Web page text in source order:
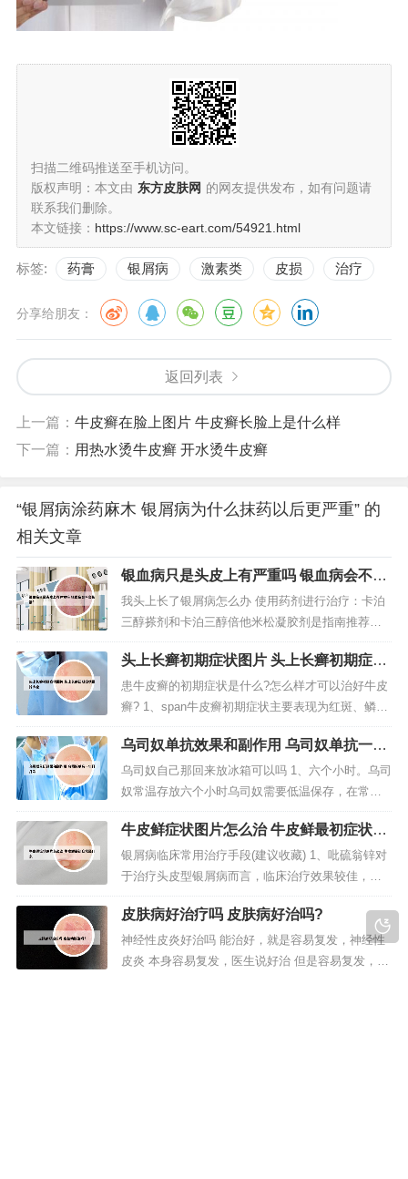
扫描二维码推送至手机访问。
版权声明：本文由 东方皮肤网 的网友提供发布，如有问题请
联系我们删除。
本文链接： https://www.sc-eart.com/54921.html
标签: 药膏 银屑病 激素类 皮损 治疗
分享给朋友：
返回列表
上一篇： 牛皮癣在脸上图片 牛皮癣长脸上是什么样
下一篇： 用热水烫牛皮癣 开水烫牛皮癣
“银屑病涂药麻木 银屑病为什么抹药以后更严重” 的
相关文章
银血病只是头皮上有严重吗 银血病会不会
传染?
我头上长了银屑病怎么办 使用药剂进行治疗：卡泊
三醇搽剂和卡泊三醇倍他米松凝胶剂是指南推荐的
头皮银屑病用药选择，能有效改善头皮银屑病的症
状。病情分析： 牛皮癣（银屑病）是可以治疗控制
的，可以注射曲安奈德，益赛普，口服甲氨喋呤
等。使用糠溜油外涂治疗。也可以配合中医用中药
治疗。头皮银屑病作为银屑病的组成部...
头上长癣初期症状图片 头上长癣初期症状
图片大全
患牛皮癣的初期症状是什么?怎么样才可以治好牛皮
癣? 1、span牛皮癣初期症状主要表现为红斑、鳞
屑、半透明薄膜、点状出血等，刚开始为皮肤上局
限的红色丘疹或斑丘疹，高出皮肤，有针尖至绿豆
大小，底部浸润明显，边缘清楚，周围有炎症红
晕。2、患头皮牛皮癣后头屑明显增多也是其明显的
症状，同时头皮上还会出现带状...
乌司奴单抗效果和副作用 乌司奴单抗一年
打几次
乌司奴自己那回来放冰箱可以吗 1、六个小时。乌司
奴常温存放六个小时乌司奴需要低温保存，在常温
下存放的时间并不长，只能存放六小时。2、阿达木
单抗注射液是全球首个获批上市的全人源抗肿瘤坏
死因子ɑ单克隆抗体，能特异性地与可溶性人TNF-ɑ
结合并阻断其与细胞表面TNF受体p55和p75的相互
作用，从而有效地...
牛皮鲜症状图片怎么治 牛皮鲜最初症状是
什么
银屑病临床常用治疗手段(建议收藏) 1、吡硫翁锌对
于治疗头皮型银屑病而言，临床治疗效果较佳，它
既可以对表皮细菌、表皮真菌的生长予以抑制，又
可以对皮脂分泌进行调节，还可以对皮肤瘙痒予以
缓解。2、治疗方法静止、消退期银屑病的治疗，以
外用治疗为主；对顽固、泛发皮损，可采用下列方
皮肤病好治疗吗 皮肤病好治吗?
神经性皮炎好治吗 能治好，就是容易复发，神经性
皮炎 本身容易复发，医生说好治 但是容易复发，我